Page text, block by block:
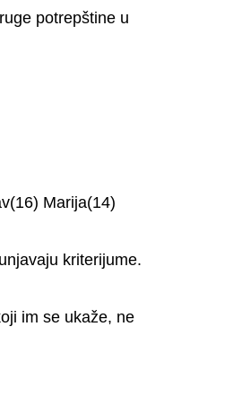
potrepštine u
Marija(14)
kriterijume.
im se ukaže, ne